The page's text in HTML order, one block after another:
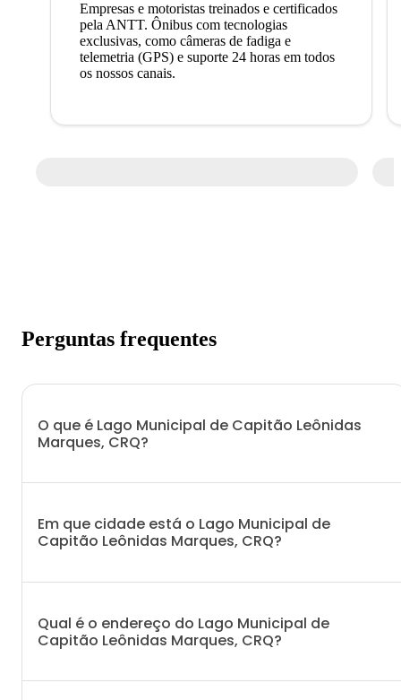
Empresas e motoristas treinados e certificados
pela ANTT. Ônibus com tecnologias
exclusivas, como câmeras de fadiga e
telemetria (GPS) e suporte 24 horas em todos
os nossos canais.
Perguntas frequentes
O que é Lago Municipal de Capitão Leônidas
Marques, CRQ?
Em que cidade está o Lago Municipal de
Capitão Leônidas Marques, CRQ?
Qual é o endereço do Lago Municipal de
Capitão Leônidas Marques, CRQ?